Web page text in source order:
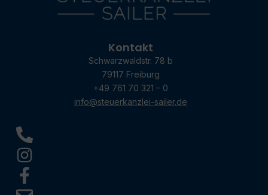
Kontakt
Schwarzwaldstr. 78 b
79117 Freiburg
+49 761 70 321 – 0
info@steuerkanzlei-sailer.de